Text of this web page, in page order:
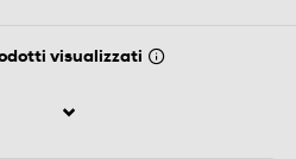
visualizzati